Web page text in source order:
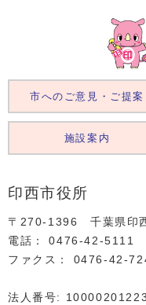
印西市役所
〒270-1396 千葉県印
電話： 0476‐42‐5111
ファクス：
法人番号:
市へのご意見・ご提案
施設案内